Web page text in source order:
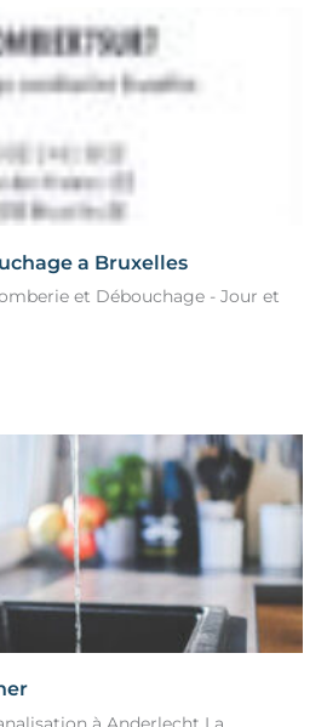
a Bruxelles
et Débouchage - Jour et